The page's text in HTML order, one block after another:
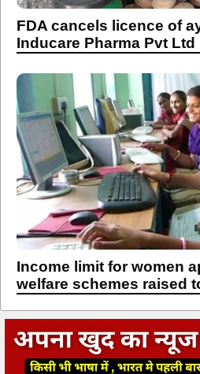
FDA cancels licence of
Inducare Pharma Pvt Ltd
Income limit for women
welfare schemes raised